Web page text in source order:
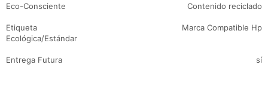
Eco-Consciente Contenido reciclado
Etiqueta
Ecológica/Estándar
Marca Compatible Hp
Entrega Futura sí